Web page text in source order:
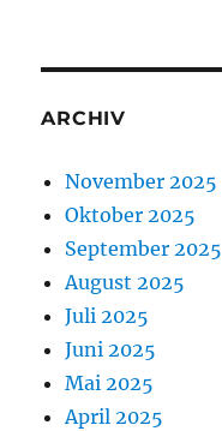
ARCHIV
November 2025
Oktober 2025
September 2025
August 2025
Juli 2025
Juni 2025
Mai 2025
April 2025